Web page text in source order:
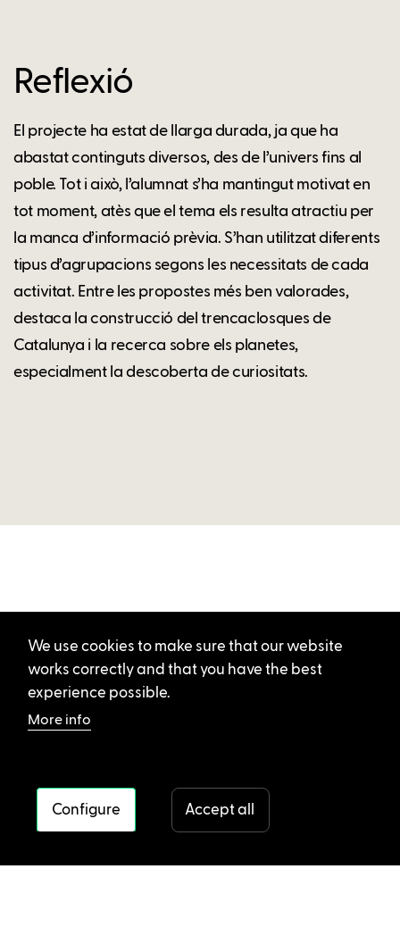
Reflexió
El projecte ha estat de llarga durada, ja que ha
abastat continguts diversos, des de l’univers fins al
poble. Tot i això, l’alumnat s’ha mantingut motivat en
tot moment, atès que el tema els resulta atractiu per
la manca d’informació prèvia. S’han utilitzat diferents
tipus d’agrupacions segons les necessitats de cada
activitat. Entre les propostes més ben valorades,
destaca la construcció del trencaclosques de
Catalunya i la recerca sobre els planetes,
especialment la descoberta de curiositats.
We use cookies to make sure that our website
works correctly and that you have the best
experience possible.
More info
Configure Accept all